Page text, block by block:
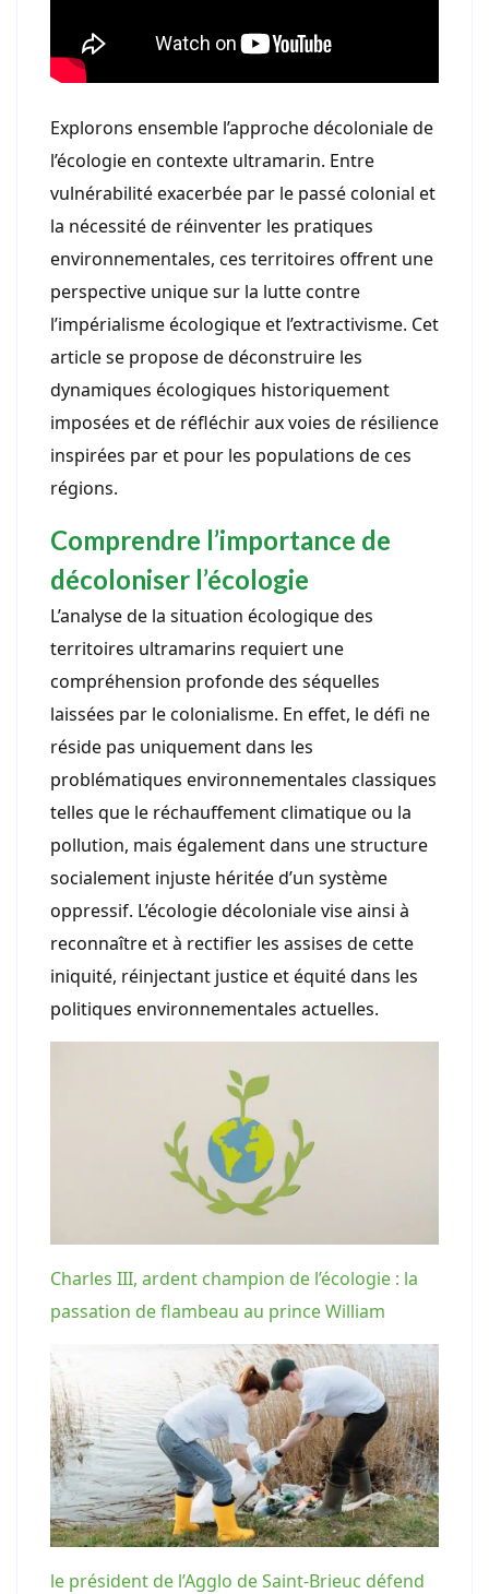
Explorons ensemble l’approche décoloniale de
l’écologie en contexte ultramarin. Entre
vulnérabilité exacerbée par le passé colonial et
la nécessité de réinventer les pratiques
environnementales, ces territoires offrent une
perspective unique sur la lutte contre
l’impérialisme écologique et l’extractivisme. Cet
article se propose de déconstruire les
dynamiques écologiques historiquement
imposées et de réfléchir aux voies de résilience
inspirées par et pour les populations de ces
régions.
Comprendre l’importance de
décoloniser l’écologie
L’analyse de la situation écologique des
territoires ultramarins requiert une
compréhension profonde des séquelles
laissées par le colonialisme. En effet, le défi ne
réside pas uniquement dans les
problématiques environnementales classiques
telles que le réchauffement climatique ou la
pollution, mais également dans une structure
socialement injuste héritée d’un système
oppressif. L’écologie décoloniale vise ainsi à
reconnaître et à rectifier les assises de cette
iniquité, réinjectant justice et équité dans les
politiques environnementales actuelles.
Charles III, ardent champion de l’écologie : la
passation de flambeau au prince William
le président de l’Agglo de Saint-Brieuc défend